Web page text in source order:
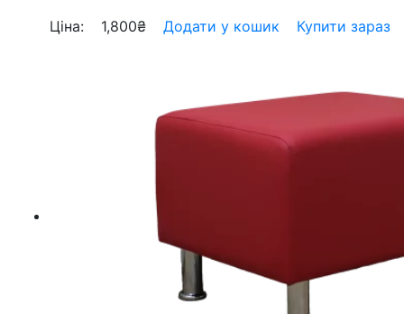
Ціна:
1,800₴ Додати у кошик Купити зараз